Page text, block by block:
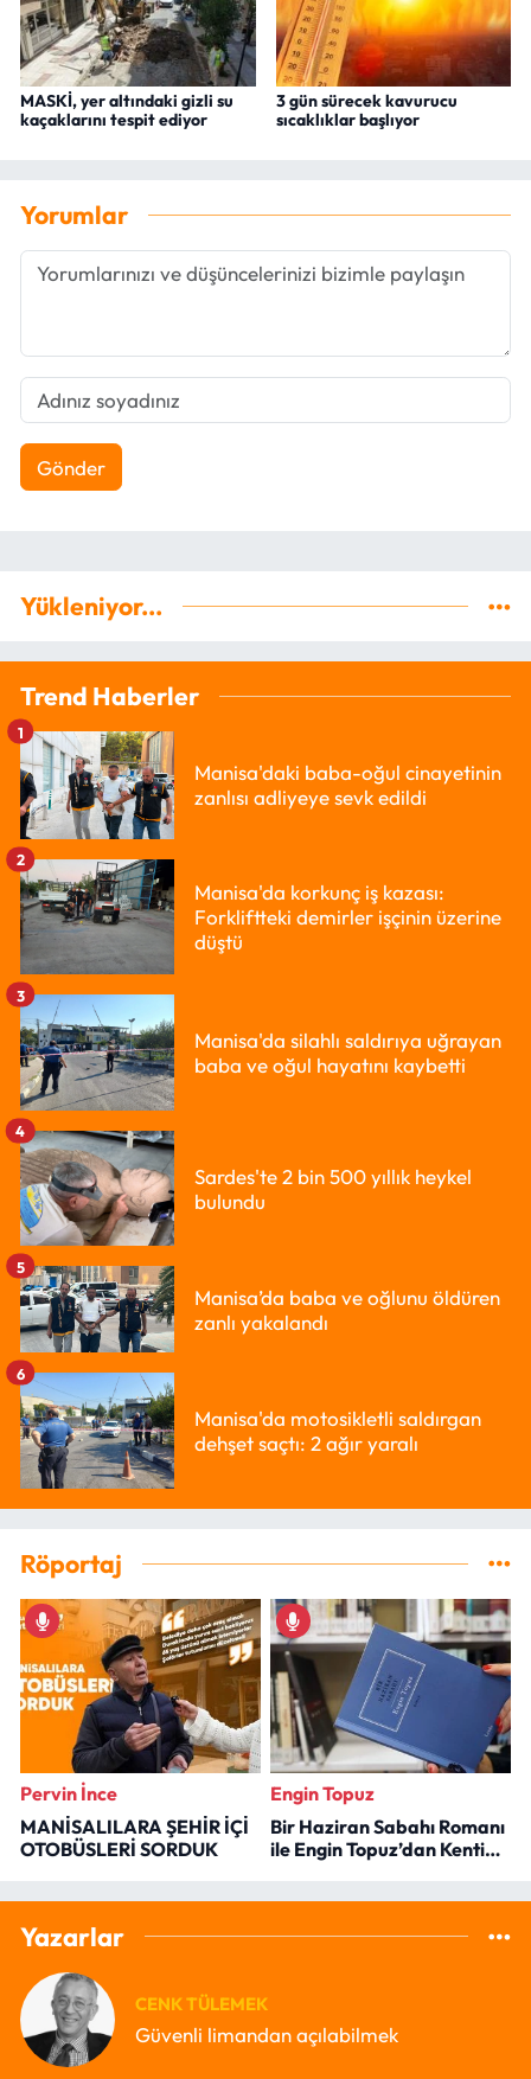
MASKİ, yer altındaki gizli su
kaçaklarını tespit ediyor
3 gün sürecek kavurucu
sıcaklıklar başlıyor
Yorumlar
Gönder
Yükleniyor...
Trend Haberler
Manisa'daki baba-oğul cinayetinin
zanlısı adliyeye sevk edildi
1
Manisa'da korkunç iş kazası:
Forkliftteki demirler işçinin üzerine
düştü
2
Manisa'da silahlı saldırıya uğrayan
baba ve oğul hayatını kaybetti
3
Sardes'te 2 bin 500 yıllık heykel
bulundu
4
Manisa’da baba ve oğlunu öldüren
zanlı yakalandı
5
Manisa'da motosikletli saldırgan
dehşet saçtı: 2 ağır yaralı
6
Röportaj
Pervin İnce
MANİSALILARA ŞEHİR İÇİ
OTOBÜSLERİ SORDUK
Engin Topuz
Bir Haziran Sabahı Romanı
ile Engin Topuz’dan Kenti
Yazarlar
CENK TÜLEMEK
Güvenli limandan açılabilmek